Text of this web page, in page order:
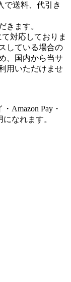
で送料、代引き
きます。
対応しておりま
している場合の
、国内から当サ
用いただけませ
Amazon Pay・
なれます。